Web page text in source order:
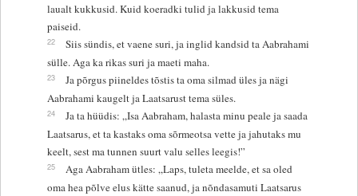
laualt kukkusid. Kuid koeradki tulid ja lakkusid tema
paiseid.
22
Siis sündis, et vaene suri, ja inglid kandsid ta Aabrahami
sülle. Aga ka rikas suri ja maeti maha.
23
Ja põrgus piineldes tõstis ta oma silmad üles ja nägi
Aabrahami kaugelt ja Laatsarust tema süles.
24
Ja ta hüüdis: „Isa Aabraham, halasta minu peale ja saada
Laatsarus, et ta kastaks oma sõrmeotsa vette ja jahutaks mu
keelt, sest ma tunnen suurt valu selles leegis!”
25
Aga Aabraham ütles: „Laps, tuleta meelde, et sa oled
oma hea põlve elus kätte saanud, ja nõndasamuti Laatsarus